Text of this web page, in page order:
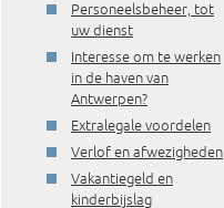
Personeelsbeheer, tot
uw dienst
Interesse om te werken
in de haven van
Antwerpen?
Extralegale voordelen
Verlof en afwezigheden
Vakantiegeld en
kinderbijslag